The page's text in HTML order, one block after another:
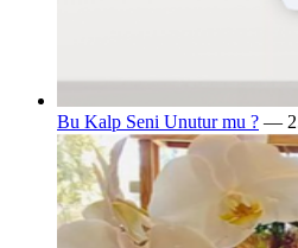
Bu Kalp Seni Unutur mu ? —